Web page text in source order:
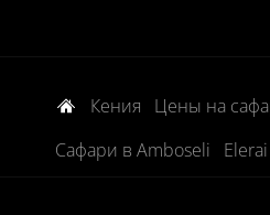
Кения
Цены на
Сафари в Amboseli